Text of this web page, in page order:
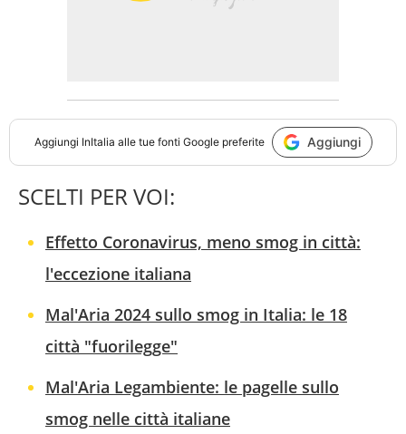
Aggiungi InItalia alle tue fonti Google preferite Aggiungi
SCELTI PER VOI:
Effetto Coronavirus, meno smog in città:
l'eccezione italiana
Mal'Aria 2024 sullo smog in Italia: le 18
città "fuorilegge"
Mal'Aria Legambiente: le pagelle sullo
smog nelle città italiane